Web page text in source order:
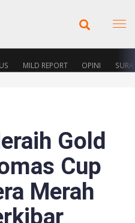
MILD REPORT OPINI
Gold
Cup
Merah